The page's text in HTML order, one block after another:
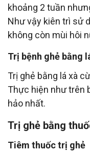
khoảng 2 tuần
Như vậy kiên trì sử
không còn mùi hôi
Trị bệnh ghẻ bằng
Trị ghẻ bằng lá xà
Thực hiện như trên
hảo nhất.
Trị ghẻ bằng
Tiêm thuốc trị ghẻ